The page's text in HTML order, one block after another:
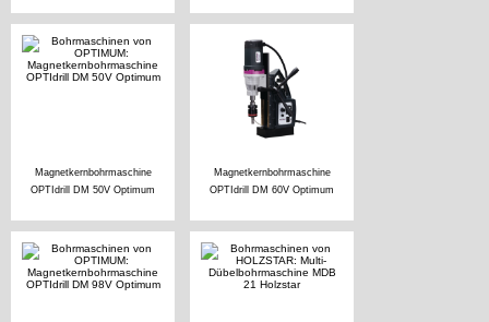
Magnetkernbohrmaschine
OPTIdrill DM 50V Optimum
Magnetkernbohrmaschine
OPTIdrill DM 60V Optimum